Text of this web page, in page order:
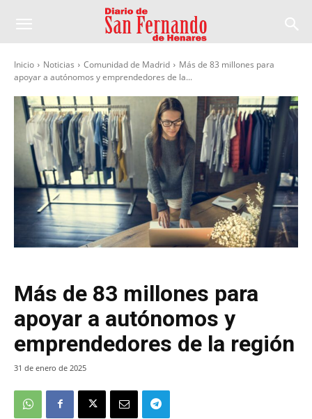
Inicio Noticias Comunidad de Madrid
Más de 83 millones para
apoyar a autónomos y emprendedores de la...
Más de 83 millones para
apoyar a autónomos y
emprendedores de la región
31 de enero de 2025